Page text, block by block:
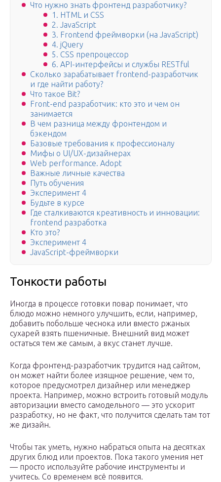
Что нужно знать фронтенд разработчику?
1. HTML и CSS
2. JavaScript
3. Frontend фреймворки (на JavaScript)
4. jQuery
5. CSS препроцессор
6. API-интерфейсы и службы RESTful
Сколько зарабатывает frontend-разработчик
и где найти работу?
Что такое Bit?
Front-end разработчик: кто это и чем он
занимается
В чем разница между фронтендом и
бэкендом
Базовые требования к профессионалу
Мифы о UI/UX-дизайнерах
Web performance. Adopt
Важные личные качества
Путь обучения
Эксперимент 4
Будьте в курсе
Где сталкиваются креативность и инновации:
frontend разработка
Кто это?
Эксперимент 4
JavaScript-фреймворки
Тонкости работы
Иногда в процессе готовки повар понимает, что
блюдо можно немного улучшить, если, например,
добавить побольше чеснока или вместо ржаных
сухарей взять пшеничные. Внешний вид может
остаться тем же самым, а вкус станет лучше.
Когда фронтенд-разработчик трудится над сайтом,
он может найти более изящное решение, чем то,
которое предусмотрел дизайнер или менеджер
проекта. Например, можно встроить готовый модуль
авторизации вместо самодельного — это ускорит
разработку, но не факт, что получится сделать там тот
же дизайн.
Чтобы так уметь, нужно набраться опыта на десятках
других блюд или проектов. Пока такого умения нет
— просто используйте рабочие инструменты и
учитесь. Со временем всё появится.